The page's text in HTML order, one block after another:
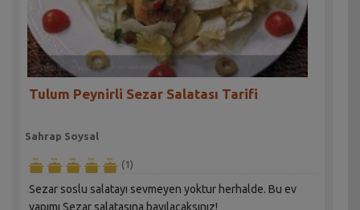
Tulum Peynirli Sezar Salatası Tarifi
Sahrap Soysal
(1)
Sezar soslu salatayı sevmeyen yoktur herhalde. Bu ev
yapımı Sezar salatasına bayılacaksınız!